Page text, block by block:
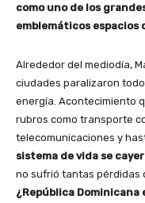
como uno de los
emblemáticos espacios
Alrededor del mediodía,
ciudades paralizaron
energía. Acontecimiento
rubros como transporte
telecomunicaciones y
sistema de vida se
no sufrió tantas pérdidas
¿República Dominicana